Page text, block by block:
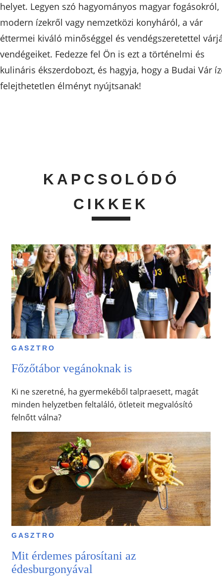
helyet. Legyen szó hagyományos magyar fogásokról,
modern ízekről vagy nemzetközi konyháról, a vár
éttermei kiváló minőséggel és vendégszeretettel
vendégeiket. Fedezze fel Ön is ezt a történelmi és
kulináris ékszerdobozt, és hagyja, hogy a Budai Vár
felejthetetlen élményt nyújtsanak!
KAPCSOLÓDÓ
CIKKEK
GASZTRO
Főzőtábor vegánoknak is
Ki ne szeretné, ha gyermekéből talpraesett, magát
minden helyzetben feltaláló, ötleteit megvalósító
felnőtt válna?
GASZTRO
Mit érdemes párosítani az
édesburgonyával